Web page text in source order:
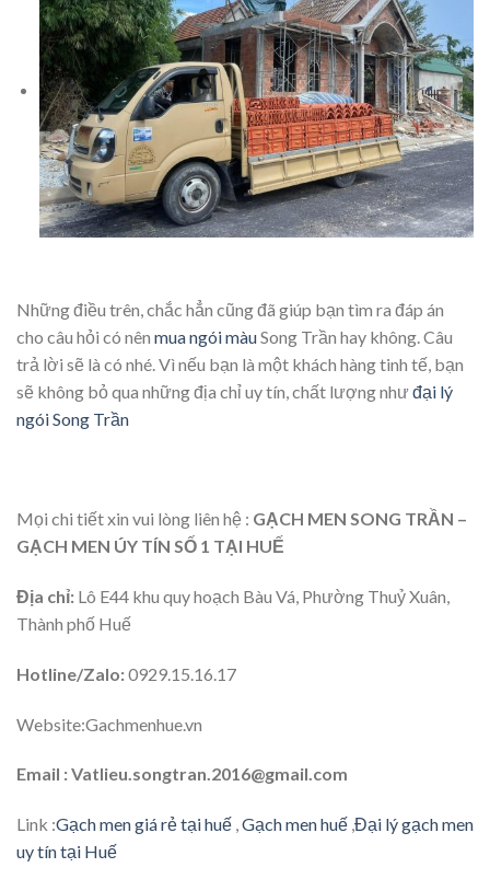
Những điều trên, chắc hẳn cũng đã giúp bạn tìm ra đáp án
cho câu hỏi có nên mua ngói màuSong Trần hay không. Câu
trả lời sẽ là có nhé. Vì nếu bạn là một khách hàng tinh tế, bạn
sẽ không bỏ qua những địa chỉ uy tín, chất lượng nhưđại lý
ngói Song Trần
Mọi chi tiết xin vui lòng liên hệ : GẠCH MEN SONG TRẦN –
GẠCH MEN ÚY TÍN SỐ 1 TẠI HUẾ
Địa chỉ: Lô E44 khu quy hoạch Bàu Vá, Phường Thuỷ Xuân,
Thành phố Huế
Hotline/Zalo:0929.15.16.17
Website:Gachmenhue.vn
Email : Vatlieu.songtran.2016@gmail.com
Link :Gạch men giá rẻ tại huế ,Gạch men huế ,Đại lý gạch men
uy tín tại Huế